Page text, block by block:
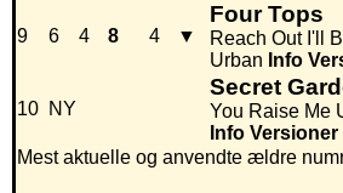
9 6 4 8 4 ▼
Four Tops
Reach Out I'll
Urban Info
10 NY
Secret
You Raise Me
Info Versioner
Mest aktuelle og anvendte ældre